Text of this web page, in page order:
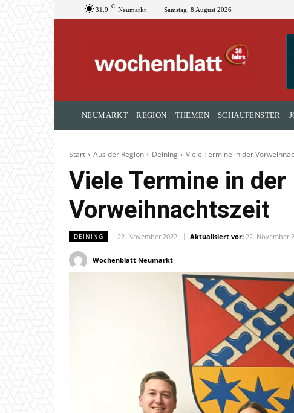
31.9 C Neumarkt Samstag, 8 August 2026
NEUMARKT REGION THEMEN SCHAUFENSTER
Start Aus der Region Deining Viele Termine in der
Viele Termine in der
Vorweihnachtszeit
DEINING 22. November 2022 Aktualisiert vor: 22. November
Wochenblatt Neumarkt